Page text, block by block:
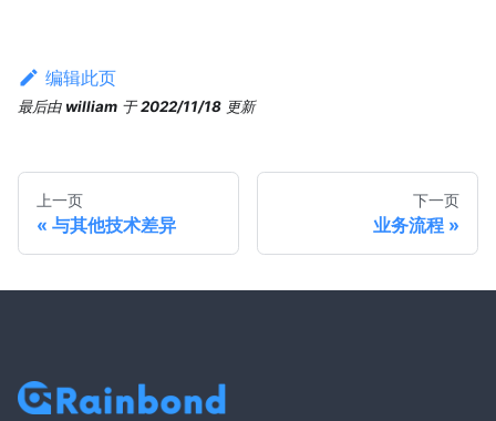
编辑此页
最后由 william 于2022/11/18 更新
上一页
与其他技术差异
下一页
业务流程